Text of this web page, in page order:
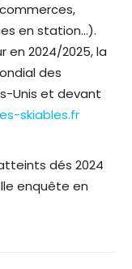
en station…).
en 2024/2025, la
des
Unis et devant
skiables.fr
dés 2024
enquête en